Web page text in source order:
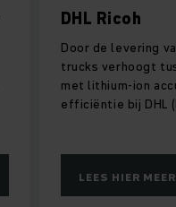
DHL Ricoh
Door de levering
trucks verhoogt
met lithium-ion
efficiëntie bij DHL
LEES HIER MEER